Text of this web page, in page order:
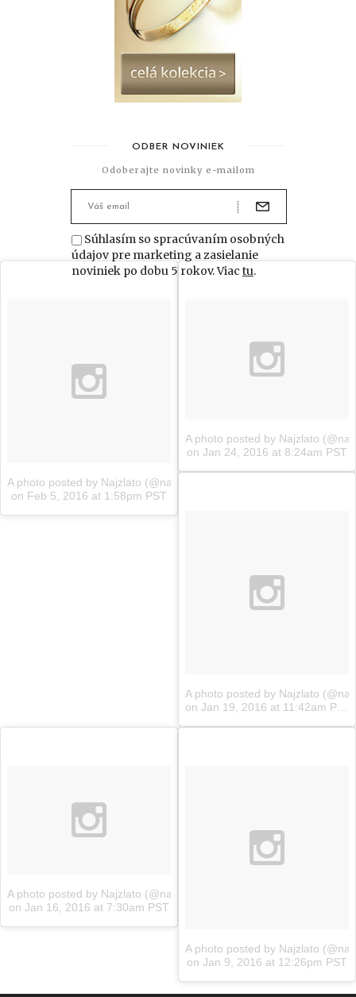
ODBER NOVINIEK
Odoberajte novinky e-mailom
Súhlasím so spracúvaním osobných
údajov pre marketing a zasielanie
noviniek po dobu 5 rokov. Viac tu.
A photo posted by Najzlato (@najzlato.sk)
on Feb 5, 2016 at 1:58pm PST
A photo posted by Najzlato
on Jan 24, 2016 at 8:24am PST
A photo posted by Najzlato
on Jan 19, 2016 at 11:42am PST
A photo posted by Najzlato (@najzlato.sk)
on Jan 16, 2016 at 7:30am PST
A photo posted by Najzlato
on Jan 9, 2016 at 12:26pm PST